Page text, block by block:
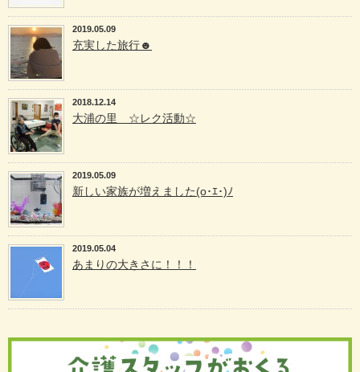
2019.05.09
充実した旅行☻
2018.12.14
大浦の里 ☆レク活動☆
2019.05.09
新しい家族が増えました(o･ｴ･)ﾉ
2019.05.04
あまりの大きさに！！！